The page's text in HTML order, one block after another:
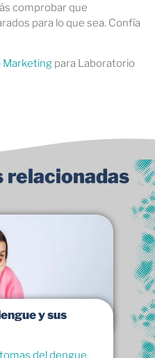
comprobar que
para lo que sea. Confía
Marketing para Laboratorio
relacionadas
y sus
del dengue,